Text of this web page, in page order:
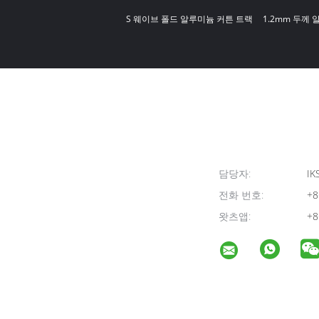
S 웨이브 폴드 알루미늄 커튼 트랙 1.2mm 두께
담당자:
전화 번호:
왓츠앱: